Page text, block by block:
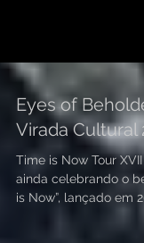
Eyes of
Virada Cultural
Time is Now Tour